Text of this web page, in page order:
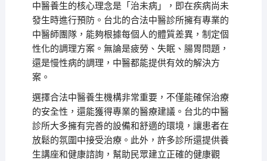
中醫養生的核心理念是「治未病」，即在疾病尚未
發生時進行預防。台北的合法中醫診所擁有專業的
中醫師團隊，能夠根據每個人的體質差異，制定個
性化的調理方案。無論是疲勞、失眠、腸胃問題，
還是慢性病的調理，中醫都能提供有效的解決方
案。
選擇合法中醫養生機構非常重要，不僅能確保治療
的安全性，還能獲得專業的醫療建議。台北的中醫
診所大多擁有完善的設備和舒適的環境，讓患者在
放鬆的氛圍中接受治療。此外，許多診所還提供養
生講座和健康諮詢，幫助民眾建立正確的健康觀